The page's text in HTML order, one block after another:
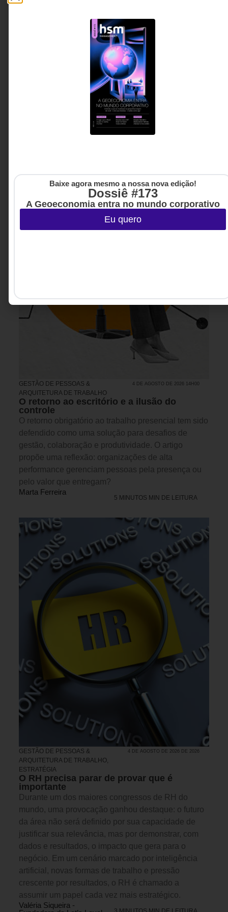
eliminada da Copa do Mundo: fora de
campo, para onde o Brasil vai?
A mobilização que o maior evento esportivo do
mundo desperta revelou algo poderoso sobre os
brasileiros: nossa capacidade de nos unir em torno
de um objetivo comum. Mas por que essa mesma
energia raramente se traduz em avanços estruturais
Souza - Administradora de
empresas, consultora e
8 MINUTOS MIN DE LEITURA
GESTÃO DE PESSOAS &
ARQUITETURA DE TRABALHO
4 DE AGOSTO DE 2026 14H00
O retorno ao escritório e a ilusão do
controle
O retorno obrigatório ao trabalho presencial tem sido
defendido como uma solução para desafios de
gestão, colaboração e produtividade. O artigo
propõe uma reflexão: organizações de alta
performance gerenciam pessoas pela presença ou
pelo valor que entregam?
Marta Ferreira
5 MINUTOS MIN DE LEITURA
GESTÃO DE PESSOAS &
ARQUITETURA DE TRABALHO,
ESTRATÉGIA
4 DE AGOSTO DE 2026 DE 2026
O RH precisa parar de provar que é
importante
Durante um dos maiores congressos de RH do
mundo, uma provocação ganhou destaque: o futuro
da área não será definido por sua capacidade de
justificar sua relevância, mas por demonstrar, com
dados e resultados, o impacto que gera para o
negócio. Em um cenário marcado por inteligência
artificial, novas formas de trabalho e pressão
crescente por resultados, o RH é chamado a
assumir um papel cada vez mais estratégico.
Valéria Siqueira -
Baixe agora mesmo a nossa nova edição!
Dossiê #173
A Geoeconomia entra no mundo corporativo
Eu quero